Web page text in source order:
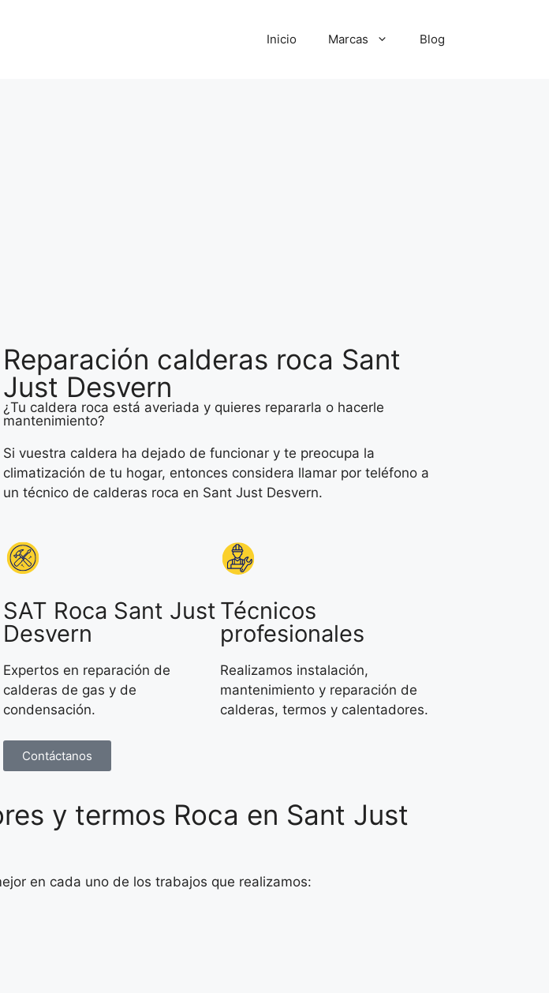
Inicio Marcas Blog
Reparación calderas roca Sant
Just Desvern
¿Tu caldera roca está averiada y quieres repararla o hacerle
mantenimiento?
Si vuestra caldera ha dejado de funcionar y te preocupa la
climatización de tu hogar, entonces considera llamar por teléfono a
un técnico de calderas roca en Sant Just Desvern.
SAT Roca Sant Just
Desvern
Expertos en reparación de
calderas de gas y de
condensación.
Técnicos
profesionales
Realizamos instalación,
mantenimiento y reparación de
calderas, termos y calentadores.
Contáctanos
y termos Roca en Sant Just
en cada uno de los trabajos que realizamos: